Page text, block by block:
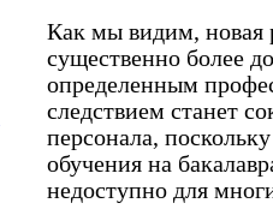
Как мы видим, новая
существенно более
определенным
следствием станет
персонала,
обучения на
недоступно для